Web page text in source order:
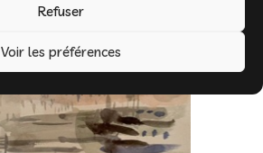
Refuser
Voir les préférences